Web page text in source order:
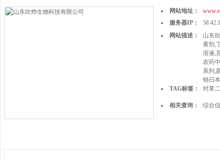
网站地址：
服务器IP：
网站描述：
山东
黄剂,
溶液,
农药
系列,
销日
TAG标签：
对苯
相关查询： 综合